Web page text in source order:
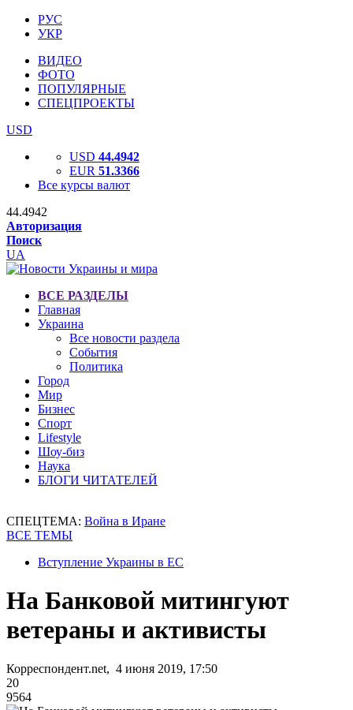
РУС
УКР
ВИДЕО
ФОТО
ПОПУЛЯРНЫЕ
СПЕЦПРОЕКТЫ
USD
USD 44.4942
EUR 51.3366
Все курсы валют
44.4942
Авторизация
Поиск
UA
ВСЕ РАЗДЕЛЫ
Главная
Украина
Все новости раздела
События
Политика
Город
Мир
Бизнес
Спорт
Lifestyle
Шоу-биз
Наука
БЛОГИ ЧИТАТЕЛЕЙ
СПЕЦТЕМА: Война в Иране
ВСЕ ТЕМЫ
Вступление Украины в ЕС
На Банковой митингуют
ветераны и активисты
Корреспондент.net, 4 июня 2019, 17:50
20
9564